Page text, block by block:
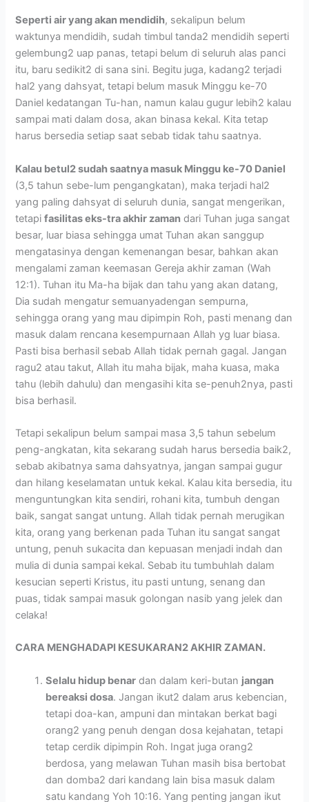
Seperti air yang akan mendidih, sekalipun belum
waktunya mendidih, sudah timbul tanda2 mendidih seperti
gelembung2 uap panas, tetapi belum di seluruh alas panci
itu, baru sedikit2 di sana sini. Begitu juga, kadang2 terjadi
hal2 yang dahsyat, tetapi belum masuk Minggu ke-70
Daniel kedatangan Tu-han, namun kalau gugur lebih2 kalau
sampai mati dalam dosa, akan binasa kekal. Kita tetap
harus bersedia setiap saat sebab tidak tahu saatnya.
Kalau betul2 sudah saatnya masuk Minggu ke-70 Daniel
(3,5 tahun sebe-lum pengangkatan), maka terjadi hal2
yang paling dahsyat di seluruh dunia, sangat mengerikan,
tetapifasilitas eks-tra akhir zaman dari Tuhan juga sangat
besar, luar biasa sehingga umat Tuhan akan sanggup
mengatasinya dengan kemenangan besar, bahkan akan
mengalami zaman keemasan Gereja akhir zaman (Wah
12:1). Tuhan itu Ma-ha bijak dan tahu yang akan datang,
Dia sudah mengatur semuanyadengan sempurna,
sehingga orang yang mau dipimpin Roh, pasti menang dan
masuk dalam rencana kesempurnaan Allah yg luar biasa.
Pasti bisa berhasil sebab Allah tidak pernah gagal. Jangan
ragu2 atau takut, Allah itu maha bijak, maha kuasa, maka
tahu (lebih dahulu) dan mengasihi kita se-penuh2nya, pasti
bisa berhasil.
Tetapi sekalipun belum sampai masa 3,5 tahun sebelum
peng-angkatan, kita sekarang sudah harus bersedia baik2,
sebab akibatnya sama dahsyatnya, jangan sampai gugur
dan hilang keselamatan untuk kekal. Kalau kita bersedia, itu
menguntungkan kita sendiri, rohani kita, tumbuh dengan
baik, sangat sangat untung. Allah tidak pernah merugikan
kita, orang yang berkenan pada Tuhan itu sangat sangat
untung, penuh sukacita dan kepuasan menjadi indah dan
mulia di dunia sampai kekal. Sebab itu tumbuhlah dalam
kesucian seperti Kristus, itu pasti untung, senang dan
puas, tidak sampai masuk golongan nasib yang jelek dan
celaka!
CARA MENGHADAPI KESUKARAN2 AKHIR ZAMAN.
Selalu hidup benar dan dalam keri-butan jangan
bereaksi dosa. Jangan ikut2 dalam arus kebencian,
tetapi doa-kan, ampuni dan mintakan berkat bagi
orang2 yang penuh dengan dosa kejahatan, tetapi
tetap cerdik dipimpin Roh. Ingat juga orang2
berdosa, yang melawan Tuhan masih bisa bertobat
dan domba2 dari kandang lain bisa masuk dalam
satu kandang Yoh 10:16. Yang penting jangan ikut